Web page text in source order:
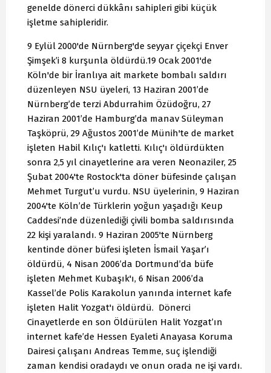
genelde dönerci dükkânı sahipleri gibi küçük
işletme sahipleridir.
9 Eylül 2000'de Nürnberg'de seyyar çiçekçi Enver
Şimşek’i 8 kurşunla öldürdü.19 Ocak 2001'de
Köln'de bir İranlıya ait markete bombalı saldırı
düzenleyen NSU üyeleri, 13 Haziran 2001’de
Nürnberg’de terzi Abdurrahim Özüdoğru, 27
Haziran 2001’de Hamburg’da manav Süleyman
Taşköprü, 29 Ağustos 2001’de Münih'te de market
işleten Habil Kılıç'ı katletti. Kılıç'ı öldürdükten
sonra 2,5 yıl cinayetlerine ara veren Neonaziler, 25
Şubat 2004'te Rostock'ta döner büfesinde çalışan
Mehmet Turgut’u vurdu. NSU üyelerinin, 9 Haziran
2004'te Köln’de Türklerin yoğun yaşadığı Keup
Caddesi’nde düzenlediği çivili bomba saldırısında
22 kişi yaralandı. 9 Haziran 2005'te Nürnberg
kentinde döner büfesi işleten İsmail Yaşar’ı
öldürdü, 4 Nisan 2006’da Dortmund’da büfe
işleten Mehmet Kubaşık'ı, 6 Nisan 2006’da
Kassel’de Polis Karakolun yanında internet kafe
işleten Halit Yozgat'ı öldürdü. Dönerci
Cinayetlerde en son Öldürülen Halit Yozgat’ın
internet kafe’de Hessen Eyaleti Anayasa Koruma
Dairesi çalışanı Andreas Temme, suç işlendiği
zaman kendisi oradaydı ve onun orada ne işi vardı.